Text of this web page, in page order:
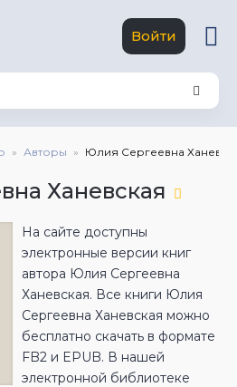
Войти
Авторы Юлия Сергеевна
Ханевская
На сайте доступны
электронные версии книг
автора Юлия Сергеевна
Ханевская. Все книги Юлия
Сергеевна Ханевская можно
бесплатно скачать в формате
FB2 и EPUB. В нашей
электронной библиотеке